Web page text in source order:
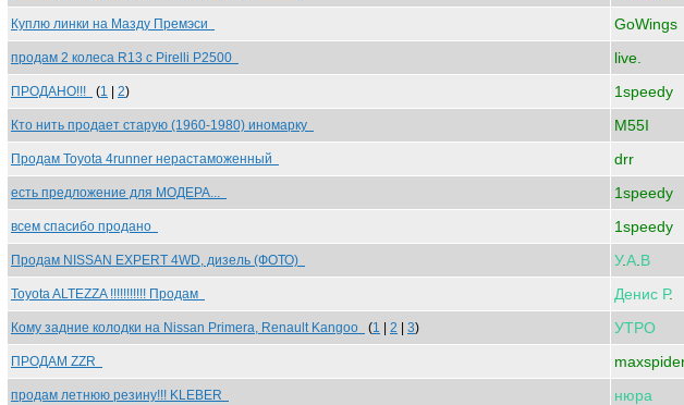
Куплю линки на Мазду Премэси GoWings
продам 2 колеса R13 c Pirelli P2500 live.
ПРОДАНО!!! (1 2) 1speedy
Кто нить продает старую (1960-1980) иномарку M55I
Продам Toyota 4runner нерастаможенный drr
есть предложение для МОДЕРА... 1speedy
всем спасибо продано 1speedy
Продам NISSAN EXPERT 4WD, дизель (ФОТО) У.А В
Toyota ALTEZZA !!!!!!!!!!! Продам Денис Р.
Кому задние колодки на Nissan Primera, Renault Kangoo (1 2 3) УТРО
ПРОДАМ ZZR
продам летнюю резину!!! KLEBER нюра